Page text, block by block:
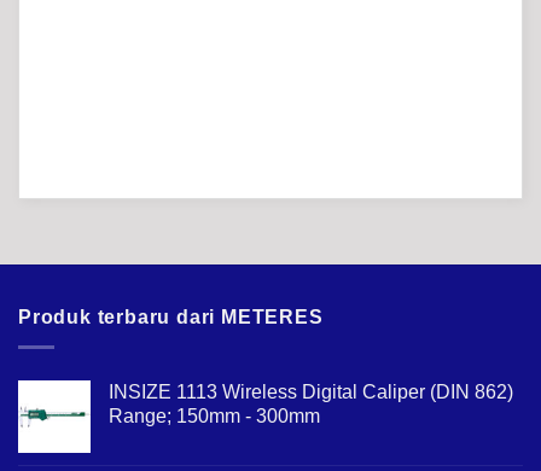
Produk terbaru dari METERES
INSIZE 1113 Wireless Digital Caliper (DIN 862)
Range; 150mm - 300mm